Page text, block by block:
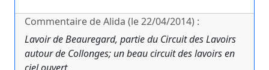
Commentaire de Alida (le 22/04/2014) :
Lavoir de Beauregard, partie du Circuit des Lavoirs
autour de Collonges; un beau circuit des lavoirs en